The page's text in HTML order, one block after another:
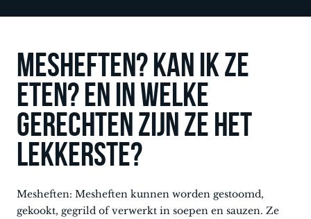
Mesheften? Kan ik ze
eten? en in welke
gerechten zijn ze het
lekkerste?
Mesheften: Mesheften kunnen worden gestoomd,
gekookt, gegrild of verwerkt in soepen en sauzen. Ze